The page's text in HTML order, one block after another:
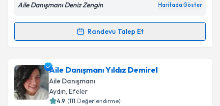
kapsamda işlenmesini kabul ediyorum.
Takvim Talebini Gönder
Aile Danışmanı Deniz Zengin Haritada Göster
Randevu Talep Et
Randevu Takvimi Talebi
Aile Danışmanı Deniz Zenginiçin randevu takvimi
talebi oluşturun. Size bu uzmandan randevu almanız
için bir takvim hazırlandığında e-posta ile
bilgilendireceğiz.
Aile Danışmanı Yıldız Demirel
Aile Danışmanı
Aydın, Efeler
4.9 (111 Değerlendirme)